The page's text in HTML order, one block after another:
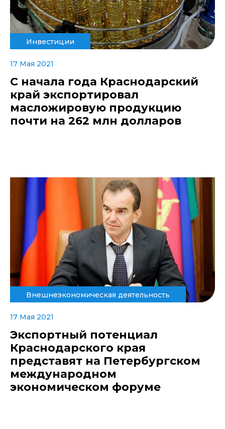
Инвестиции
17 Мая 2021
С начала года Краснодарский
край экспортировал
масложировую продукцию
почти на 262 млн долларов
Внешнеэкономическая деятельность
17 Мая 2021
Экспортный потенциал
Краснодарского края
представят на Петербургском
международном
экономическом форуме